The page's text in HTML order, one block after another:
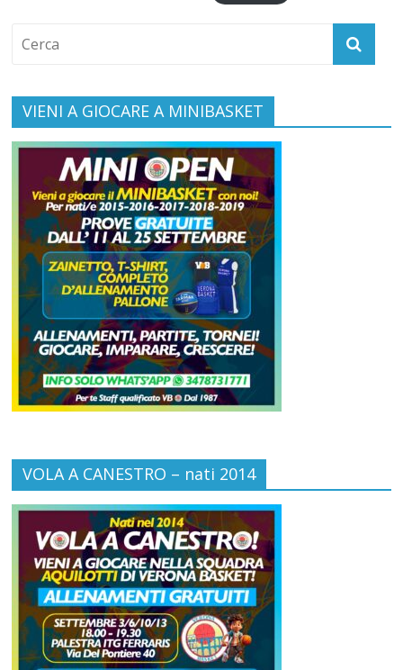
VIENI A GIOCARE A MINIBASKET
VOLA A CANESTRO – nati 2014